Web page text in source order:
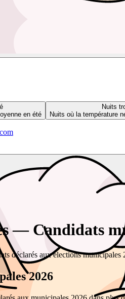
en été
Nuits
Nuits où la température
— Candidats
déclarés aux élections
2026